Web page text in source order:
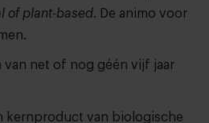
of plant-based. De animo voor
net of nog géén vijf jaar
kernproduct van biologische